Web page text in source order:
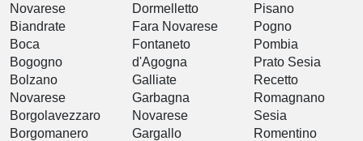
Novarese
Biandrate
Boca
Bogogno
Bolzano
Novarese
Borgolavezzaro
Borgomanero
Dormelletto
Fara Novarese
Fontaneto
d'Agogna
Galliate
Garbagna
Novarese
Gargallo
Pisano
Pogno
Pombia
Prato Sesia
Recetto
Romagnano
Sesia
Romentino